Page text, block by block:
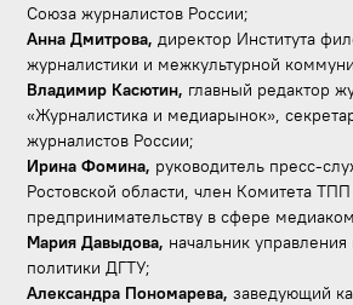
Союза журналистов России;
Анна Дмитрова,директор Института
журналистики и межкультурной
Владимир Касютин, главный редактор
«Журналистика и медиарынок»,
журналистов России;
Ирина Фомина, руководитель пресс-
Ростовской области, член Комитета
предпринимательству в сфере
Мария Давыдова, начальник
политики ДГТУ;
Александра Пономарева,заведующий